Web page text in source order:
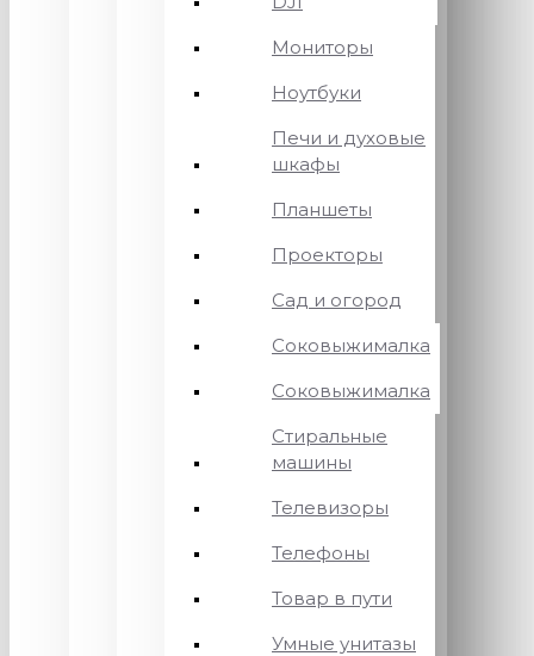
Мониторы
Ноутбуки
Печи и духовые
шкафы
Планшеты
Проекторы
Сад и огород
Соковыжималка
Соковыжималка
Стиральные
машины
Телевизоры
Телефоны
Товар в пути
Умные унитазы